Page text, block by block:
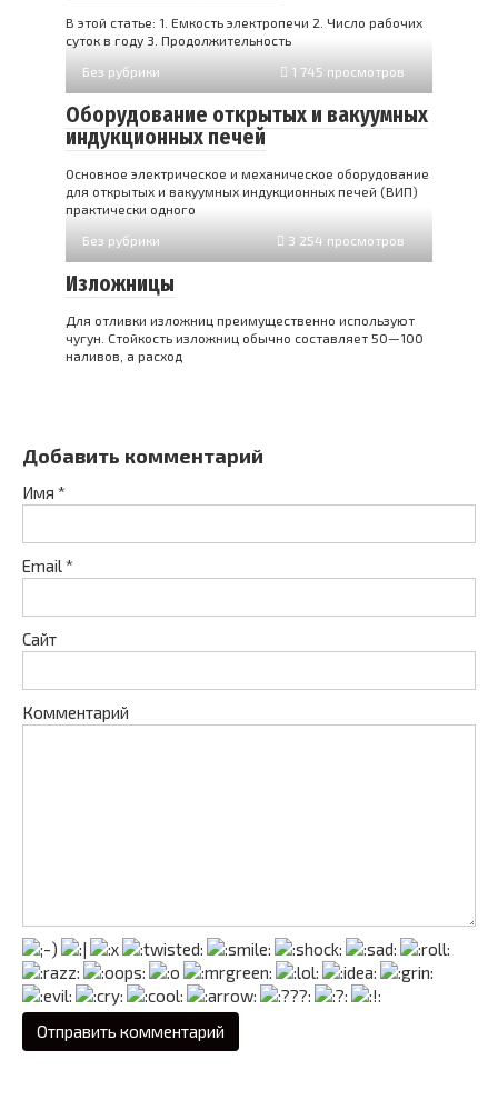
В этой статье: 1. Емкость электропечи 2. Число рабочих
суток в году 3. Продолжительность
Без рубрики
1 745 просмотров
Оборудование открытых и вакуумных
индукционных печей
Основное электрическое и механическое оборудование
для открытых и вакуумных индукционных печей (ВИП)
практически одного
Без рубрики
3 254 просмотров
Изложницы
Для отливки изложниц преимущественно используют
чугун. Стойкость изложниц обычно составляет 50—100
наливов, а расход
Добавить комментарий
Имя *
Email*
Сайт
Комментарий